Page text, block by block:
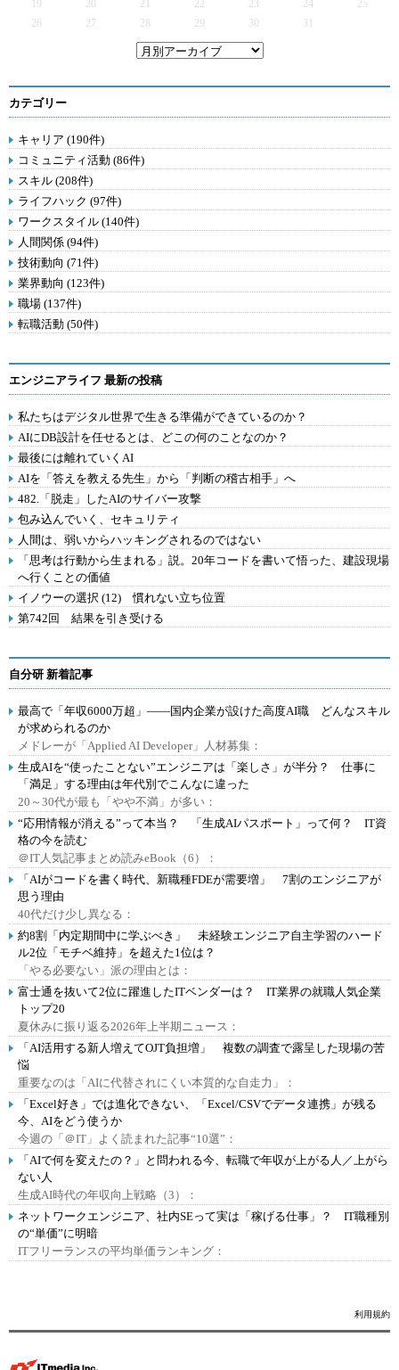
19
20 21 22 23 24
25
26
27 28 29 30 31
カテゴリー
キャリア (190件)
コミュニティ活動 (86件)
スキル (208件)
ライフハック (97件)
ワークスタイル (140件)
人間関係 (94件)
技術動向 (71件)
業界動向 (123件)
職場 (137件)
転職活動 (50件)
エンジニアライフ 最新の投稿
私たちはデジタル世界で生きる準備ができているのか？
AIにDB設計を任せるとは、どこの何のことなのか？
最後には離れていくAI
AIを「答えを教える先生」から「判断の稽古相手」へ
482.「脱走」したAIのサイバー攻撃
包み込んでいく、セキュリティ
人間は、弱いからハッキングされるのではない
「思考は行動から生まれる」説。20年コードを書いて悟った、建設現場
へ行くことの価値
イノウーの選択 (12) 慣れない立ち位置
第742回 結果を引き受ける
自分研 新着記事
最高で「年収6000万超」――国内企業が設けた高度AI職 どんなスキル
が求められるのか
メドレーが「Applied AI Developer」人材募集：
生成AIを“使ったことない”エンジニアは「楽しさ」が半分？ 仕事に
「満足」する理由は年代別でこんなに違った
20～30代が最も「やや不満」が多い：
“応用情報が消える”って本当？ 「生成AIパスポート」って何？ IT資
格の今を読む
＠IT人気記事まとめ読みeBook（6）：
「AIがコードを書く時代、新職種FDEが需要増」 7割のエンジニアが
思う理由
40代だけ少し異なる：
約8割「内定期間中に学ぶべき」 未経験エンジニア自主学習のハード
ル2位「モチベ維持」を超えた1位は？
「やる必要ない」派の理由とは：
富士通を抜いて2位に躍進したITベンダーは？ IT業界の就職人気企業
トップ20
夏休みに振り返る2026年上半期ニュース：
「AI活用する新人増えてOJT負担増」 複数の調査で露呈した現場の苦
悩
重要なのは「AIに代替されにくい本質的な自走力」：
「Excel好き」では進化できない、「Excel/CSVでデータ連携」が残る
今、AIをどう使うか
今週の「＠IT」よく読まれた記事“10選”：
「AIで何を変えたの？」と問われる今、転職で年収が上がる人／上がら
ない人
生成AI時代の年収向上戦略（3）：
ネットワークエンジニア、社内SEって実は「稼げる仕事」？ IT職種別
の“単価”に明暗
ITフリーランスの平均単価ランキング：
利用規約